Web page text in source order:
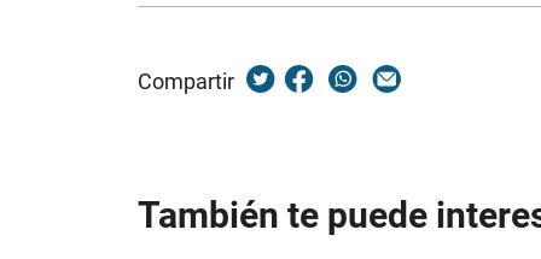
Compartir
También te puede